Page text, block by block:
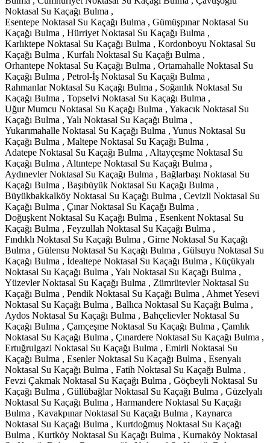
Noktasal Su Kaçağı Bulma ,
Esentepe Noktasal Su Kaçağı Bulma , Gümüşpınar Noktasal Su
Kaçağı Bulma , Hürriyet Noktasal Su Kaçağı Bulma ,
Karlıktepe Noktasal Su Kaçağı Bulma , Kordonboyu Noktasal Su
Kaçağı Bulma , Kurfalı Noktasal Su Kaçağı Bulma ,
Orhantepe Noktasal Su Kaçağı Bulma , Ortamahalle Noktasal Su
Kaçağı Bulma , Petrol-İş Noktasal Su Kaçağı Bulma ,
Rahmanlar Noktasal Su Kaçağı Bulma , Soğanlık Noktasal Su
Kaçağı Bulma , Topselvi Noktasal Su Kaçağı Bulma ,
Uğur Mumcu Noktasal Su Kaçağı Bulma , Yakacık Noktasal Su
Kaçağı Bulma , Yalı Noktasal Su Kaçağı Bulma ,
Yukarımahalle Noktasal Su Kaçağı Bulma , Yunus Noktasal Su
Kaçağı Bulma , Maltepe Noktasal Su Kaçağı Bulma ,
Adatepe Noktasal Su Kaçağı Bulma , Altayçeşme Noktasal Su
Kaçağı Bulma , Altıntepe Noktasal Su Kaçağı Bulma ,
Aydınevler Noktasal Su Kaçağı Bulma , Bağlarbaşı Noktasal Su
Kaçağı Bulma , Başıbüyük Noktasal Su Kaçağı Bulma ,
Büyükbakkalköy Noktasal Su Kaçağı Bulma , Cevizli Noktasal Su
Kaçağı Bulma , Çınar Noktasal Su Kaçağı Bulma ,
Doğuşkent Noktasal Su Kaçağı Bulma , Esenkent Noktasal Su
Kaçağı Bulma , Feyzullah Noktasal Su Kaçağı Bulma ,
Fındıklı Noktasal Su Kaçağı Bulma , Girne Noktasal Su Kaçağı
Bulma , Gülensu Noktasal Su Kaçağı Bulma , Gülsuyu Noktasal Su
Kaçağı Bulma , İdealtepe Noktasal Su Kaçağı Bulma , Küçükyalı
Noktasal Su Kaçağı Bulma , Yalı Noktasal Su Kaçağı Bulma ,
Yüzevler Noktasal Su Kaçağı Bulma , Zümrütevler Noktasal Su
Kaçağı Bulma , Pendik Noktasal Su Kaçağı Bulma , Ahmet Yesevi
Noktasal Su Kaçağı Bulma , Ballıca Noktasal Su Kaçağı Bulma ,
Aydos Noktasal Su Kaçağı Bulma , Bahçelievler Noktasal Su
Kaçağı Bulma , Çamçeşme Noktasal Su Kaçağı Bulma , Çamlık
Noktasal Su Kaçağı Bulma , Çınardere Noktasal Su Kaçağı Bulma ,
Ertuğrulgazi Noktasal Su Kaçağı Bulma , Emirli Noktasal Su
Kaçağı Bulma , Esenler Noktasal Su Kaçağı Bulma , Esenyalı
Noktasal Su Kaçağı Bulma , Fatih Noktasal Su Kaçağı Bulma ,
Fevzi Çakmak Noktasal Su Kaçağı Bulma , Göçbeyli Noktasal Su
Kaçağı Bulma , Güllübağlar Noktasal Su Kaçağı Bulma , Güzelyalı
Noktasal Su Kaçağı Bulma , Harmandere Noktasal Su Kaçağı
Bulma , Kavakpınar Noktasal Su Kaçağı Bulma , Kaynarca
Noktasal Su Kaçağı Bulma , Kurtdoğmuş Noktasal Su Kaçağı
Bulma , Kurtköy Noktasal Su Kaçağı Bulma , Kurnaköy Noktasal